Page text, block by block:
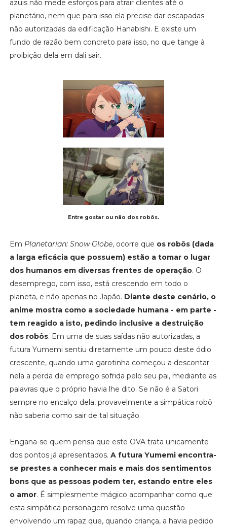
azuis não mede esforços para atrair clientes até o
planetário, nem que para isso ela precise dar escapadas
não autorizadas da edificação Hanabishi. E existe um
fundo de razão bem concreto para isso, no que tange à
proibição dela em dali sair.
Entre gostar ou não dos robôs.
Em Planetarian: Snow Globe, ocorre que os robôs (dada
a larga eficácia que possuem) estão a tomar o lugar
dos humanos em diversas frentes de operação. O
desemprego, com isso, está crescendo em todo o
planeta, e não apenas no Japão. Diante deste cenário, o
anime mostra como a sociedade humana - em parte -
tem reagido a isto, pedindo inclusive a destruição
dos robôs. Em uma de suas saídas não autorizadas, a
futura Yumemi sentiu diretamente um pouco deste ódio
crescente, quando uma garotinha começou a descontar
nela a perda de emprego sofrida pelo seu pai, mediante as
palavras que o próprio havia lhe dito. Se não é a Satori
sempre no encalço dela, provavelmente a simpática robô
não saberia como sair de tal situação.
Engana-se quem pensa que este OVA trata unicamente
dos pontos já apresentados. A futura Yumemi encontra-
se prestes a conhecer mais e mais dos sentimentos
bons que as pessoas podem ter, estando entre eles
o amor. É simplesmente mágico acompanhar como que
esta simpática personagem resolve uma questão
envolvendo um rapaz que, quando criança, a havia pedido